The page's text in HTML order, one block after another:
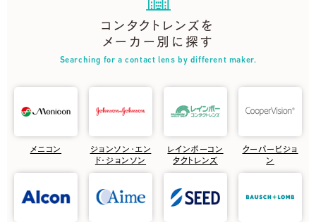
コンタクトレンズを
メーカー別に探す
Searching for a contact lens by different maker.
メニコン
ジョンソン・エン
ド・ジョンソン
レインボーコン
タクトレンズ
クーパービジョ
ン